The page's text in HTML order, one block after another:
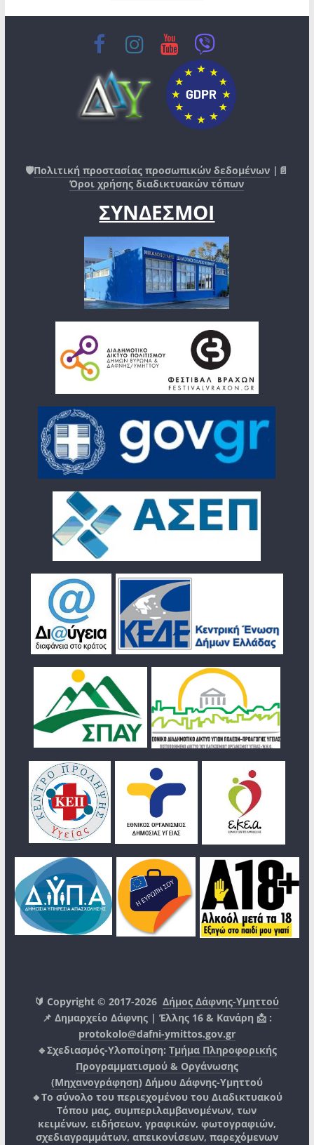
🛡️Πολιτική προστασίας προσωπικών δεδομένων |📄
Όροι χρήσης διαδικτυακών τόπων
ΣΥΝΔΕΣΜΟΙ
🔰 Copyright © 2017-2026Δήμος Δάφνης-Υμηττού
📌 Δημαρχείο Δάφνης | Έλλης 16 & Κανάρη 📩 :
protokolo@dafni-ymittos.gov.gr
🔹Σχεδιασμός-Υλοποίηση: Τμήμα Πληροφορικής
Προγραμματισμού & Οργάνωσης
(Μηχανογράφηση) Δήμου Δάφνης-Υμηττού
🔸Το σύνολο του περιεχομένου του Διαδικτυακού
Τόπου μας, συμπεριλαμβανομένων, των
κειμένων, ειδήσεων, γραφικών, φωτογραφιών,
σχεδιαγραμμάτων, απεικονίσεων, παρεχόμενων